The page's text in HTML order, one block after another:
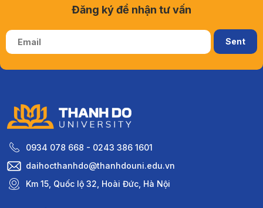
0934 078 668 - 0243 386 1601
daihocthanhdo@thanhdouni.edu.vn
Km 15, Quốc lộ 32, Hoài Đức, Hà Nội
Đăng ký để nhận tư vấn